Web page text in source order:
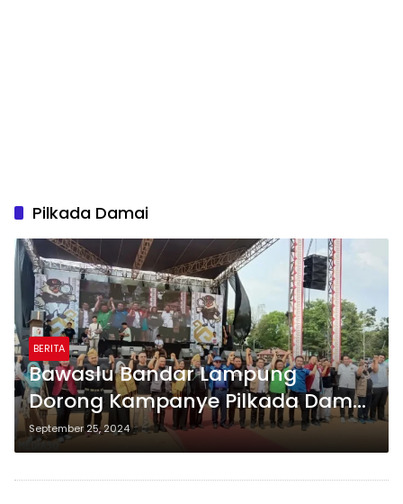
Pilkada Damai
BERITA
Bawaslu Bandar Lampung
Dorong Kampanye Pilkada Damai
dengan Mengedepankan
Kearifan Lokal
September 25, 2024